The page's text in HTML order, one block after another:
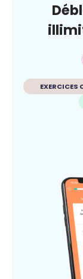
EXERCICES